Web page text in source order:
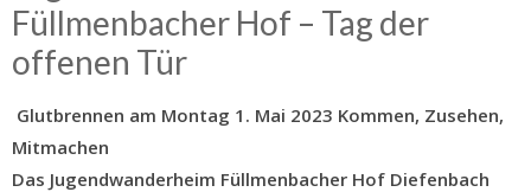
Füllmenbacher Hof – Tag der
offenen Tür
Glutbrennen am Montag 1. Mai 2023 Kommen, Zusehen,
Mitmachen
Das Jugendwanderheim Füllmenbacher Hof Diefenbach